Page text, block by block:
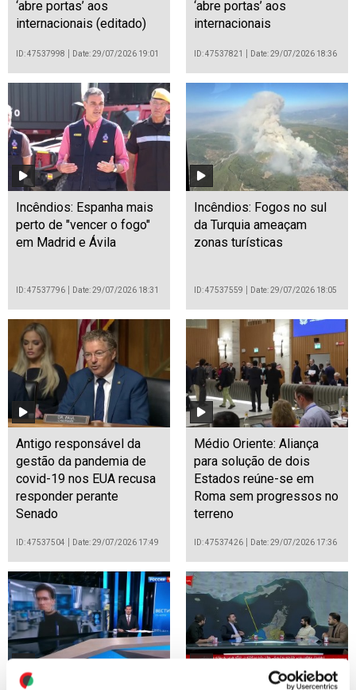
LE: Marco Silva aponta a
entrada forte na Luz e
‘abre portas’ aos
internacionais (editado)
ID: 47537998 Date: 29/07/2026 19:01
LE: Marco Silva aponta a
entrada forte na Luz e
‘abre portas’ aos
internacionais
ID: 47537821 Date: 29/07/2026 18:36
Incêndios: Espanha mais
perto de "vencer o fogo"
em Madrid e Ávila
ID: 47537796 Date: 29/07/2026 18:31
Incêndios: Fogos no sul
da Turquia ameaçam
zonas turísticas
ID: 47537559 Date: 29/07/2026 18:05
Antigo responsável da
gestão da pandemia de
covid-19 nos EUA recusa
responder perante
Senado
Médio Oriente: Aliança
para solução de dois
Estados reúne-se em
Roma sem progressos no